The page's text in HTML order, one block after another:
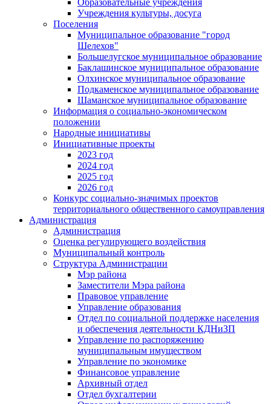
Учреждения культуры, досуга
Поселения
Муниципальное образование "город
Шелехов"
Большелугское муниципальное образование
Баклашинское муниципальное образование
Олхинское муниципальное образование
Подкаменское муниципальное образование
Шаманское муниципальное образование
Информация о социально-экономическом
положении
Народные инициативы
Инициативные проекты
2023 год
2024 год
2025 год
2026 год
Конкурс социально-значимых проектов
территориального общественного самоуправления
Администрация
Администрация
Оценка регулирующего воздействия
Муниципальный контроль
Структура Администрации
Мэр района
Заместители Мэра района
Правовое управление
Управление образования
Отдел по социальной поддержке населения
и обеспечения деятельности КДНиЗП
Управление по распоряжению
муниципальным имуществом
Управление по экономике
Финансовое управление
Архивный отдел
Отдел бухгалтерии